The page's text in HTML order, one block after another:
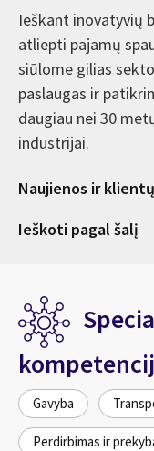
Ieškant inovatyvių
atliepti pajamų
siūlome gilias
paslaugas ir
daugiau nei 30
industrijai.
Naujienos ir
Ieškoti pagal šalį
Gavyba
Perdirbimas ir